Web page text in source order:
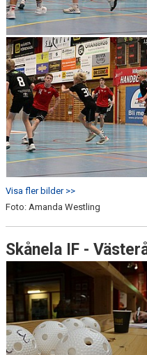
Visa fler bilder >>
Foto: Amanda Westling
Skånela IF -